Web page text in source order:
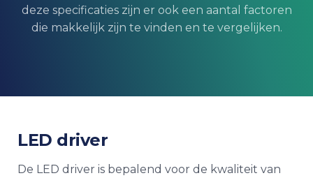
deze specificaties zijn er ook een aantal factoren
die makkelijk zijn te vinden en te vergelijken.
LED driver
De LED driver is bepalend voor de kwaliteit van